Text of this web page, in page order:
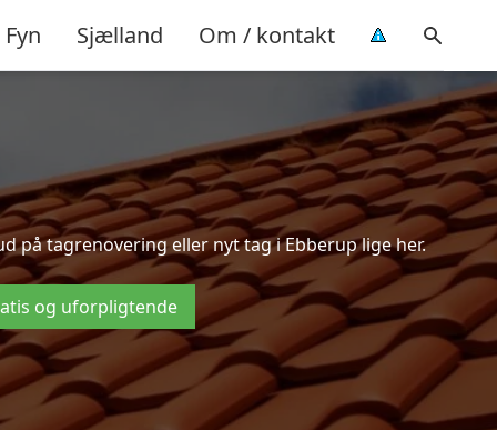
Fyn Sjælland Om / kontakt
på tagrenovering eller nyt tag i Ebberup lige her.
og uforpligtende